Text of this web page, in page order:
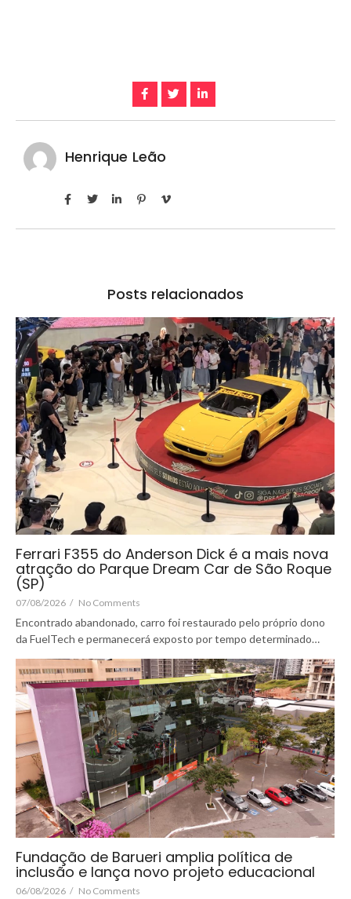
Henrique Leão
Posts relacionados
Ferrari F355 do Anderson Dick é a mais nova
atração do Parque Dream Car de São Roque
(SP)
07/08/2026 / No Comments
Encontrado abandonado, carro foi restaurado pelo próprio dono
da FuelTech e permanecerá exposto por tempo determinado…
Fundação de Barueri amplia política de
inclusão e lança novo projeto educacional
06/08/2026 / No Comments